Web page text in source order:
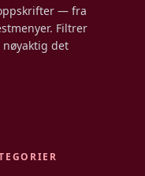
— fra
Filtrer
det